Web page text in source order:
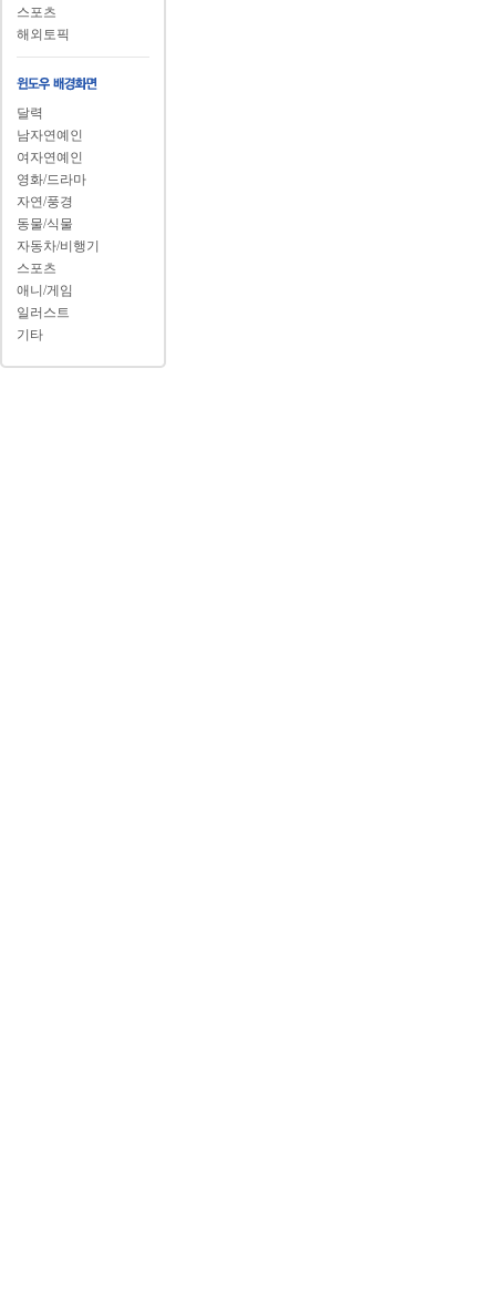
스포츠
해외토픽
달력
남자연예인
여자연예인
영화/드라마
자연/풍경
동물/식물
자동차/비행기
스포츠
애니/게임
일러스트
기타